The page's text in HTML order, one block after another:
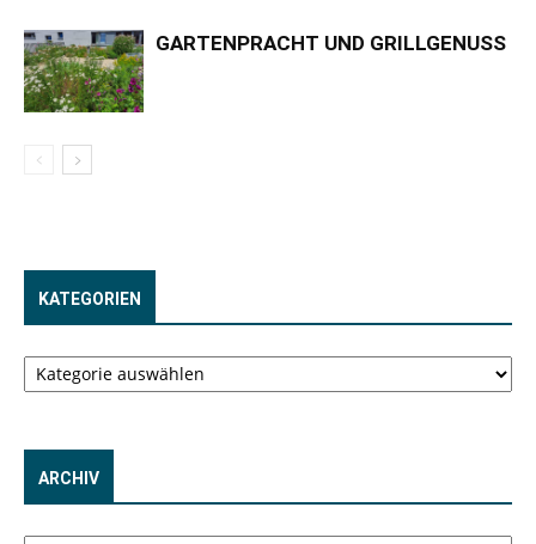
GARTENPRACHT UND GRILLGENUSS
KATEGORIEN
Kategorien
ARCHIV
Archiv